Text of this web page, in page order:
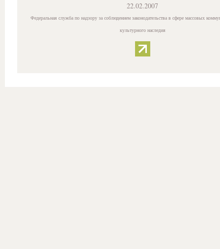
22.02.2007
Федеральная служба по надзору за соблюдением законодательства в сфере массовых
культурного наследия